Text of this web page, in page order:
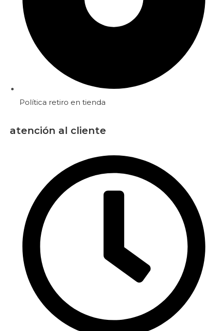
Política retiro en tienda
atención al cliente